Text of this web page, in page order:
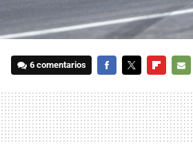
6 comentarios
MAIL